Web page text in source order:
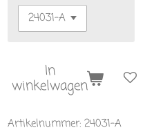
In
winkelwagen
Artikelnummer: 24031-A